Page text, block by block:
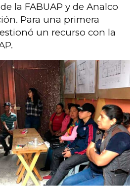
la FABUAP y de Analco
Para una primera
un recurso con la